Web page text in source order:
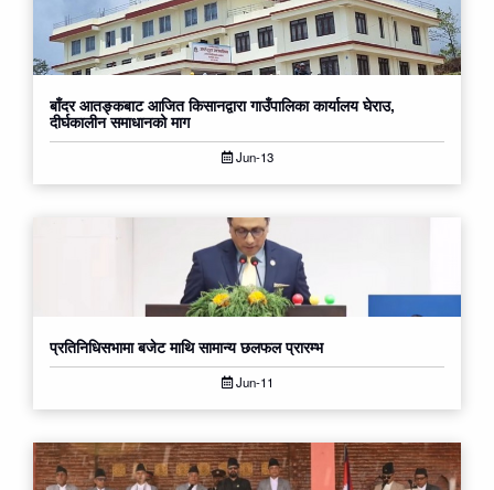
बाँदर आतङ्कबाट आजित किसानद्वारा गाउँपालिका कार्यालय घेराउ,
दीर्घकालीन समाधानको माग
Jun-13
प्रतिनिधिसभामा बजेट माथि सामान्य छलफल प्रारम्भ
Jun-11